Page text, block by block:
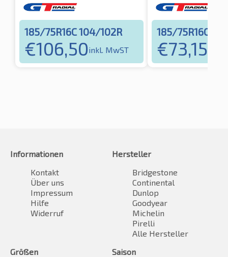
185/75R16C 104/102R
€106,50inkl. MwST
185/75R16C
€73,15
Informationen
Kontakt
Über uns
Impressum
Hilfe
Widerruf
Hersteller
Bridgestone
Continental
Dunlop
Goodyear
Michelin
Pirelli
Alle Hersteller
Größen
Saison